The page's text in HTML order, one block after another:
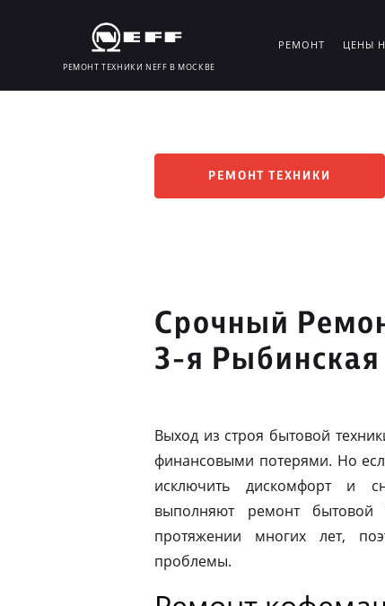
РЕМОНТ ТЕХНИКИ NEFF В МОСКВЕ
РЕМОНТ ЦЕНЫ
РЕМОНТ ТЕХНИКИ
Срочный
3-я Рыбинская
Выход из строя бытовой
финансовыми потерями. Но
исключить дискомфорт и
выполняют ремонт
протяжении многих лет,
проблемы.